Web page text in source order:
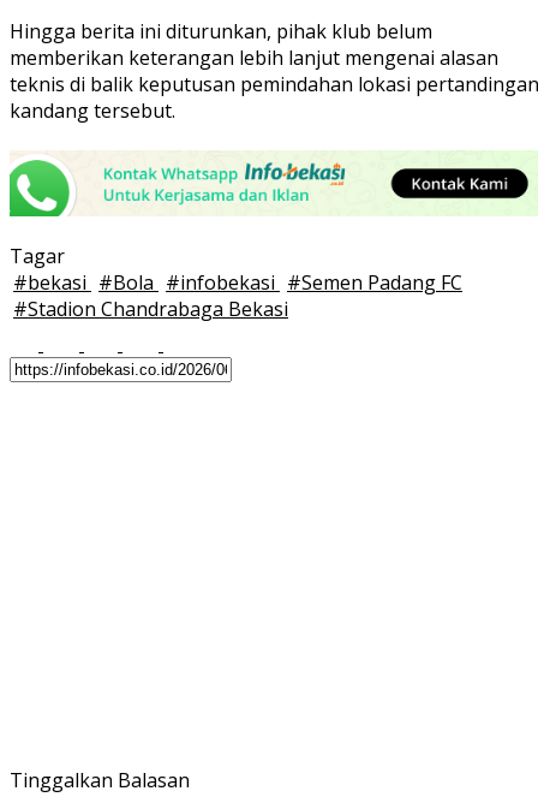
Hingga berita ini diturunkan, pihak klub belum
memberikan keterangan lebih lanjut mengenai alasan
teknis di balik keputusan pemindahan lokasi pertandingan
kandang tersebut.
Tagar
#bekasi #Bola #infobekasi #Semen Padang FC
#Stadion Chandrabaga Bekasi
Tinggalkan Balasan